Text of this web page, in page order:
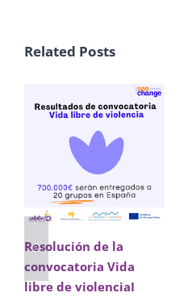
Related Posts
Resolución de la
convocatoria Vida
libre de violenciaI